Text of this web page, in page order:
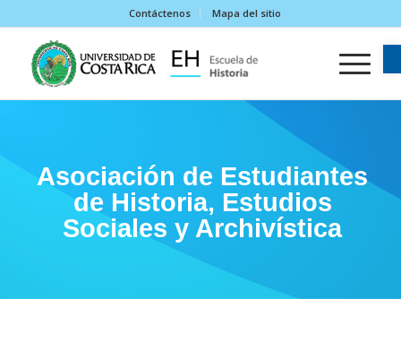
Contáctenos Mapa del sitio
Asociación de Estudiantes
de Historia, Estudios
Sociales y Archivística